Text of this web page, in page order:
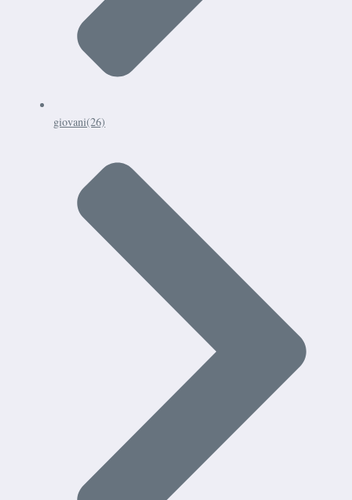
giovani(26)